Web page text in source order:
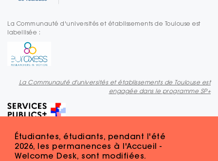
Étudiantes, étudiants, pendant l'été
2026, les permanences à l'Accueil -
Welcome Desk, sont modifiées.
La Communauté d'universités et établissements de Toulouse est
labellisée :
La Communauté d'universités et établissements de Toulouse est
engagée dans le programme SP+